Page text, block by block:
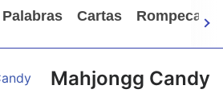
Palabras Cartas
Mahjongg Candy